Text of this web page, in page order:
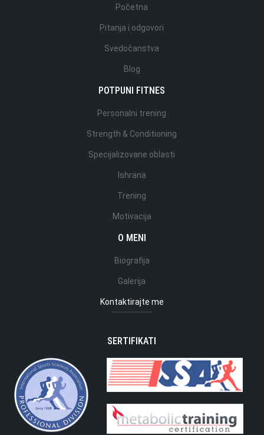
Početna
Pitanja i odgovori
Svedočanstva
Blog
POTPUNI FITNES
Personalni trening
Strength & Conditioning
Specijalizovane oblasti
Ishrana
Trening
Motivacija
O MENI
Biografija
Galerija
Kontaktirajte me
SERTIFIKATI